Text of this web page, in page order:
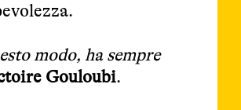
modo, ha sempre
Gouloubi.